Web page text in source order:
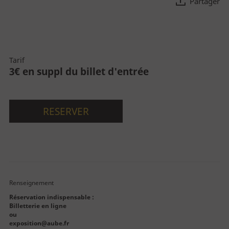
Le bâtiment
Approfondir
Tarif
3€ en suppl du billet d'entrée
RESERVER
Renseignement
Réservation indispensable :
Billetterie en ligne
ou
exposition@aube.fr